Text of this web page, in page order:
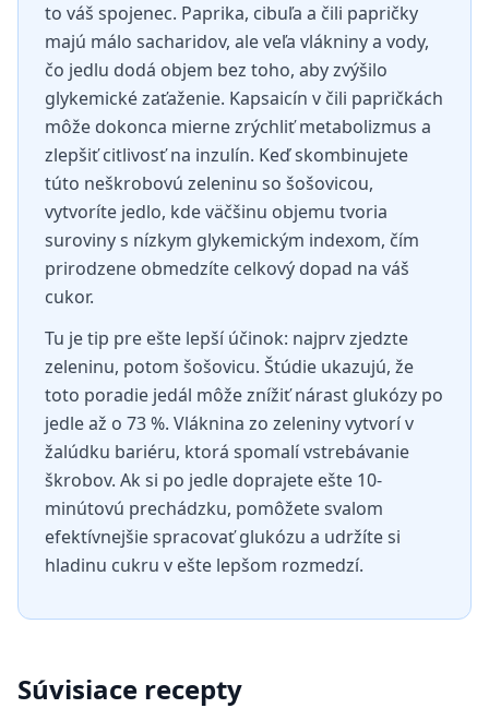
to váš spojenec. Paprika, cibuľa a čili papričky
majú málo sacharidov, ale veľa vlákniny a vody,
čo jedlu dodá objem bez toho, aby zvýšilo
glykemické zaťaženie. Kapsaicín v čili papričkách
môže dokonca mierne zrýchliť metabolizmus a
zlepšiť citlivosť na inzulín. Keď skombinujete
túto neškrobovú zeleninu so šošovicou,
vytvoríte jedlo, kde väčšinu objemu tvoria
suroviny s nízkym glykemickým indexom, čím
prirodzene obmedzíte celkový dopad na váš
cukor.
Tu je tip pre ešte lepší účinok: najprv zjedzte
zeleninu, potom šošovicu. Štúdie ukazujú, že
toto poradie jedál môže znížiť nárast glukózy po
jedle až o 73 %. Vláknina zo zeleniny vytvorí v
žalúdku bariéru, ktorá spomalí vstrebávanie
škrobov. Ak si po jedle doprajete ešte 10-
minútovú prechádzku, pomôžete svalom
efektívnejšie spracovať glukózu a udržíte si
hladinu cukru v ešte lepšom rozmedzí.
Súvisiace recepty